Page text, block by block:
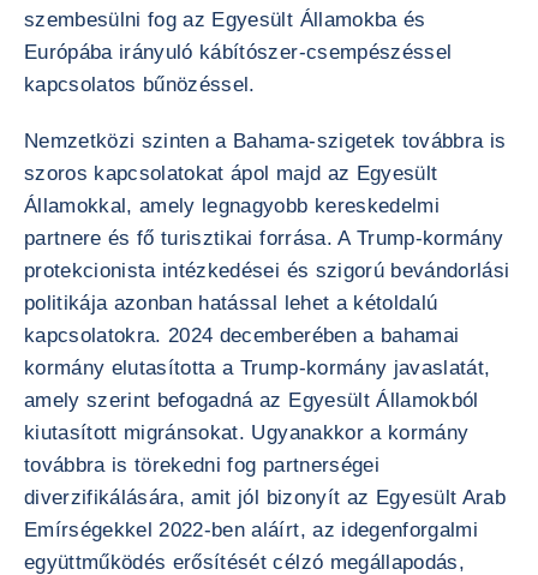
szembesülni fog az Egyesült Államokba és
Európába irányuló kábítószer-csempészéssel
kapcsolatos bűnözéssel.
Nemzetközi szinten a Bahama-szigetek továbbra is
szoros kapcsolatokat ápol majd az Egyesült
Államokkal, amely legnagyobb kereskedelmi
partnere és fő turisztikai forrása. A Trump-kormány
protekcionista intézkedései és szigorú bevándorlási
politikája azonban hatással lehet a kétoldalú
kapcsolatokra. 2024 decemberében a bahamai
kormány elutasította a Trump-kormány javaslatát,
amely szerint befogadná az Egyesült Államokból
kiutasított migránsokat. Ugyanakkor a kormány
továbbra is törekedni fog partnerségei
diverzifikálására, amit jól bizonyít az Egyesült Arab
Emírségekkel 2022-ben aláírt, az idegenforgalmi
együttműködés erősítését célzó megállapodás,